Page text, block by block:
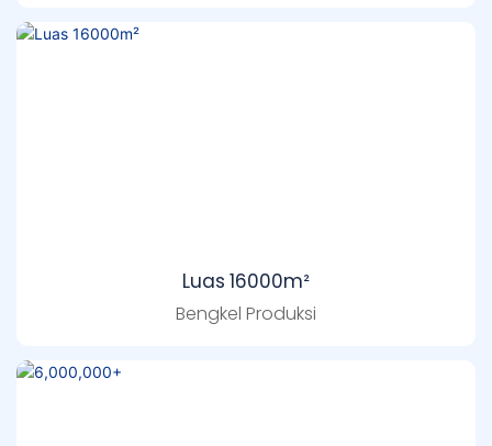
Luas 16000m²
Bengkel Produksi